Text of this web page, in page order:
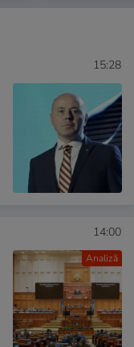
15:28
Analiză
14:00